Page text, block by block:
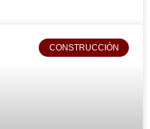
CONSTRUCCIÓN